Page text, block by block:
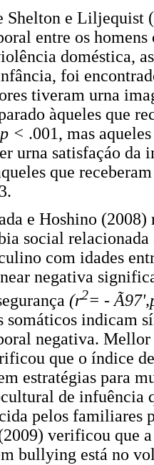
Shelton e Liljequist
entre os
doméstica,
foi
tiveram urna
àqueles que
< .001, mas
urna satisfaçáo da
que
e Hoshino
social
com idades
negativa
(r2= -Ã97',
somáticos indicam
negativa.
que o índice
estratégias para
de infuência
pelos familiares
verificou que
bullying está no